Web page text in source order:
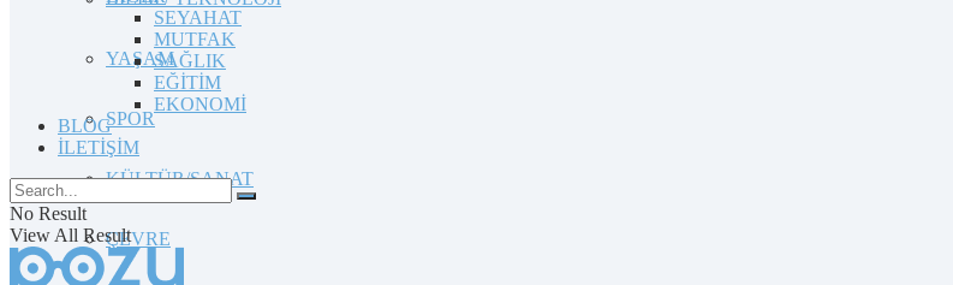
YAŞAM
SPOR
KÜLTÜR/SANAT
ÇEVRE
SEYAHAT
MUTFAK
SAĞLIK
EĞİTİM
EKONOMİ
BLOG
İLETİŞİM
No Result
View All Result